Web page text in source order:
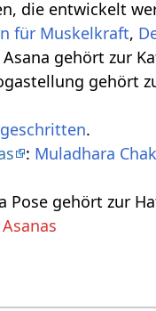
die entwickelt
für Muskelkraft,
gehört zur
gehört
.
: Muladhara
Pose gehört zur